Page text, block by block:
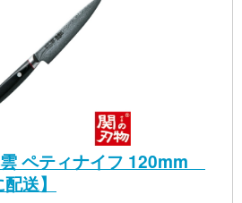
ペティナイフ 120mm
送】